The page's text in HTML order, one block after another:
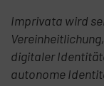
Imprivata wird
digitaler
autonome